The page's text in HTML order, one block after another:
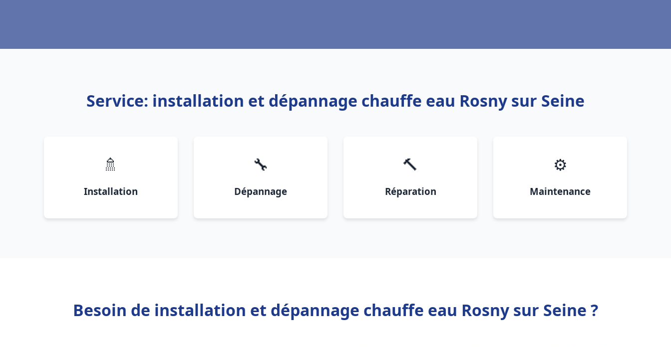
Service: installation et dépannage chauffe eau Rosny sur Seine
🚿
Installation
🔧
Dépannage
🔨
Réparation
⚙️
Maintenance
Besoin de installation et dépannage chauffe eau Rosny sur Seine ?